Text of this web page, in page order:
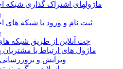
ماژولهای اشتراک‌ گذاری شبکه
ثبت نام و ورود با شبکه های
چت آنلاین از طریق شبکه
ماژول های ارتباط با
ویرایش و